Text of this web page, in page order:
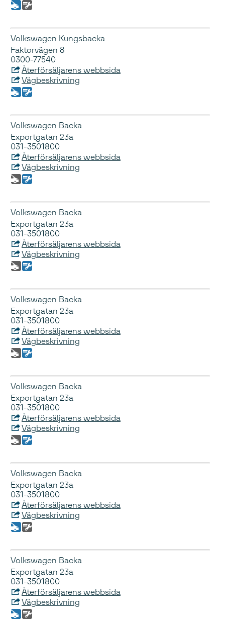
Volkswagen Kungsbacka
Faktorvägen 8
0300-77540
Återförsäljarens webbsida
Vägbeskrivning
Volkswagen Backa
Exportgatan 23a
031-3501800
Återförsäljarens webbsida
Vägbeskrivning
Volkswagen Backa
Exportgatan 23a
031-3501800
Återförsäljarens webbsida
Vägbeskrivning
Volkswagen Backa
Exportgatan 23a
031-3501800
Återförsäljarens webbsida
Vägbeskrivning
Volkswagen Backa
Exportgatan 23a
031-3501800
Återförsäljarens webbsida
Vägbeskrivning
Volkswagen Backa
Exportgatan 23a
031-3501800
Återförsäljarens webbsida
Vägbeskrivning
Volkswagen Backa
Exportgatan 23a
031-3501800
Återförsäljarens webbsida
Vägbeskrivning